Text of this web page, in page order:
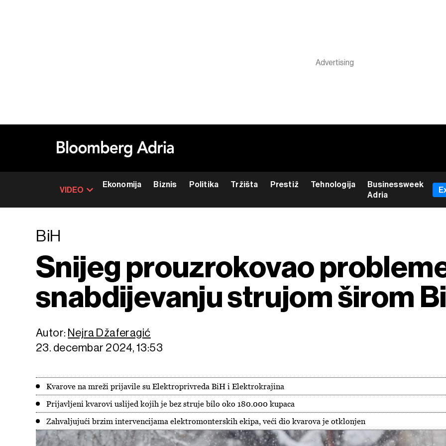
VIDEO
Ekonomija Biznis Politika Tržišta Prestiž Tehnologija
Businessweek
Adria
BiH
Snijeg prouzrokovao
snabdijevanju strujom širom
Autor: Nejra Džaferagić
23. decembar 2024, 13:53
Kvarove na mreži prijavile su Elektroprivreda BiH i Elektrokrajina
Prijavljeni kvarovi uslijed kojih je bez struje bilo oko 180.000 kupaca
Zahvaljujući brzim intervencijama elektromonterskih ekipa, veći dio kvarova je otklonjen